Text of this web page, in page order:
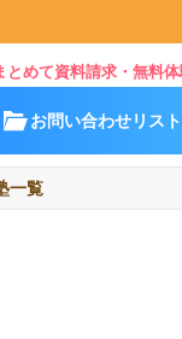
とめて資料請求・無料
お問い合わせリス
一覧